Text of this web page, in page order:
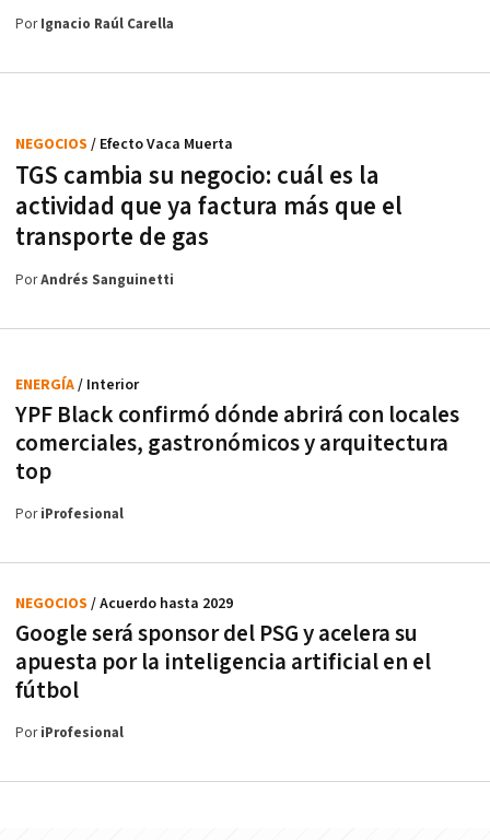
PorIgnacio Raúl Carella
TGS cambia su negocio: cuál es la
actividad que ya factura más que el
transporte de gas
NEGOCIOS / Efecto Vaca Muerta
PorAndrés Sanguinetti
YPF Black confirmó dónde abrirá con locales
comerciales, gastronómicos y arquitectura
top
ENERGÍA/ Interior
PoriProfesional
Google será sponsor del PSG y acelera su
apuesta por la inteligencia artificial en el
fútbol
NEGOCIOS / Acuerdo hasta 2029
PoriProfesional